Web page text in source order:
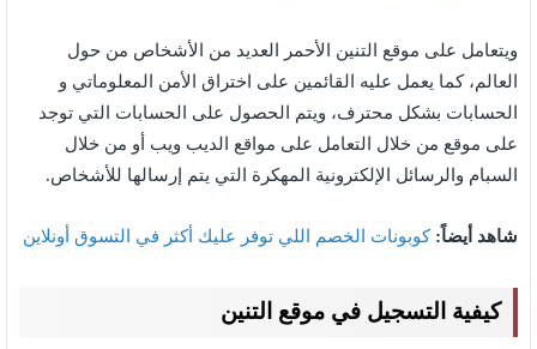
ويتعامل على موقع التنين الأحمر العديد من الأشخاص من حول
العالم، كما يعمل عليه القائمين على اختراق الأمن المعلوماتي و
الحسابات بشكل محترف، ويتم الحصول على الحسابات التي توجد
على موقع من خلال التعامل على مواقع الديب ويب أو من خلال
السبام والرسائل الإلكترونية المهكرة التي يتم إرسالها للأشخاص.
شاهد أيضاً:كوبونات الخصم اللي توفر عليك أكثر في التسوق أونلاين
كيفية التسجيل في موقع التنين